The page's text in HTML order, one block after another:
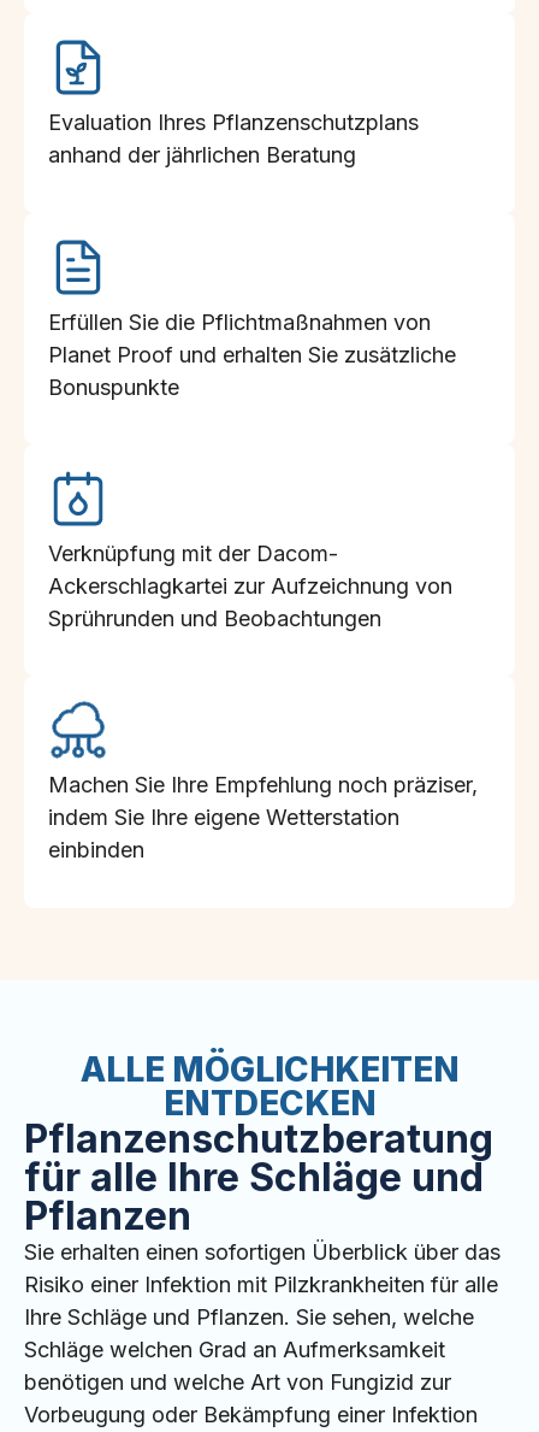
Evaluation Ihres Pflanzenschutzplans
anhand der jährlichen Beratung
Erfüllen Sie die Pflichtmaßnahmen von
Planet Proof und erhalten Sie zusätzliche
Bonuspunkte
Verknüpfung mit der Dacom-
Ackerschlagkartei zur Aufzeichnung von
Sprührunden und Beobachtungen
Machen Sie Ihre Empfehlung noch präziser,
indem Sie Ihre eigene Wetterstation
einbinden
ALLE MÖGLICHKEITEN
ENTDECKEN
Pflanzenschutzberatung
für alle Ihre Schläge und
Pflanzen
Sie erhalten einen sofortigen Überblick über das
Risiko einer Infektion mit Pilzkrankheiten für alle
Ihre Schläge und Pflanzen. Sie sehen, welche
Schläge welchen Grad an Aufmerksamkeit
benötigen und welche Art von Fungizid zur
Vorbeugung oder Bekämpfung einer Infektion